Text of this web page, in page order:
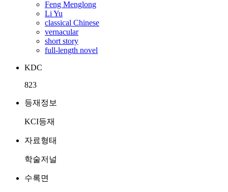
Feng Menglong
Li Yu
classical Chinese
vernacular
short story
full-length novel
KDC
823
등재정보
KCI등재
자료형태
학술저널
수록면